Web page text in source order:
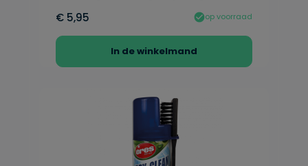
€ 5,95 op voorraad
In de winkelmand